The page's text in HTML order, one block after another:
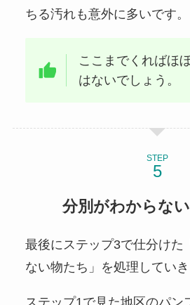
ちる汚れも意外に多いです。
ここまでくればほ
はないでしょう。
STEP
分別がわからな
最後にステップ3で仕分けた
ない物たち」を処理していき
ステップ1で見た地区のパン